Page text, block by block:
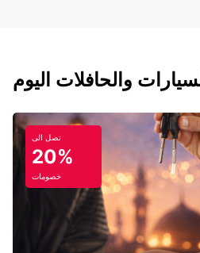
تصل الى
20%
خصومات